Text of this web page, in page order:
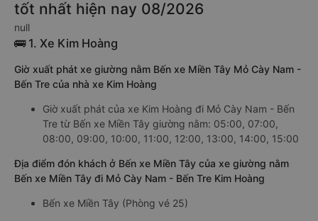
tốt nhất hiện nay 08/2026
null
🚌 1. Xe Kim Hoàng
Giờ xuất phát xe giường nằm Bến xe Miền Tây Mỏ Cày Nam -
Bến Tre của nhà xe Kim Hoàng
Giờ xuất phát của xe Kim Hoàng đi Mỏ Cày Nam - Bến
Tre từ Bến xe Miền Tây giường nằm: 05:00, 07:00,
08:00, 09:00, 10:00, 11:00, 12:00, 13:00, 14:00, 15:00
Địa điểm đón khách ở Bến xe Miền Tây của xe giường nằm
Bến xe Miền Tây đi Mỏ Cày Nam - Bến Tre Kim Hoàng
Bến xe Miền Tây (Phòng vé 25)